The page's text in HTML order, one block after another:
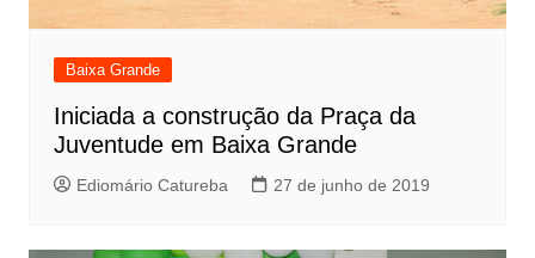
Baixa Grande
Iniciada a construção da Praça da
Juventude em Baixa Grande
Ediomário Catureba 27 de junho de 2019